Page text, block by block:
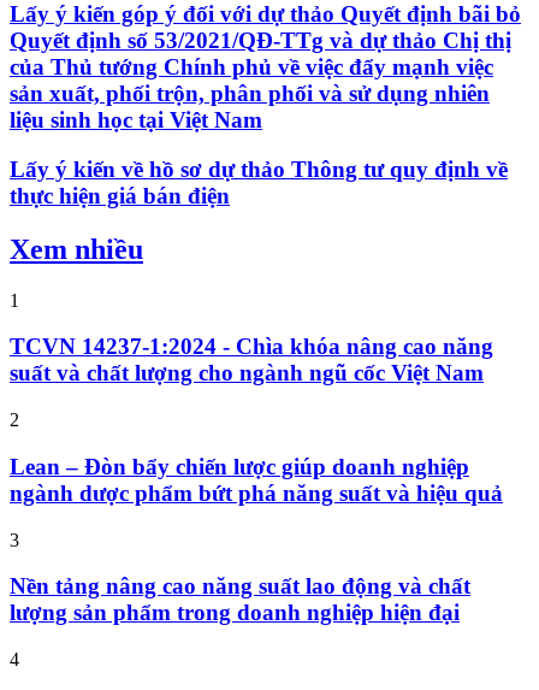
Lấy ý kiến góp ý đối với dự thảo Quyết định bãi bỏ
Quyết định số 53/2021/QĐ-TTg và dự thảo Chị thị
của Thủ tướng Chính phủ về việc đẩy mạnh việc
sản xuất, phối trộn, phân phối và sử dụng nhiên
liệu sinh học tại Việt Nam
Lấy ý kiến về hồ sơ dự thảo Thông tư quy định về
thực hiện giá bán điện
Xem nhiều
1
TCVN 14237-1:2024 - Chìa khóa nâng cao năng
suất và chất lượng cho ngành ngũ cốc Việt Nam
2
Lean – Đòn bẩy chiến lược giúp doanh nghiệp
ngành dược phẩm bứt phá năng suất và hiệu quả
3
Nền tảng nâng cao năng suất lao động và chất
lượng sản phẩm trong doanh nghiệp hiện đại
4